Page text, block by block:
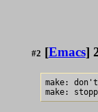
#2 [Emacs]
make: